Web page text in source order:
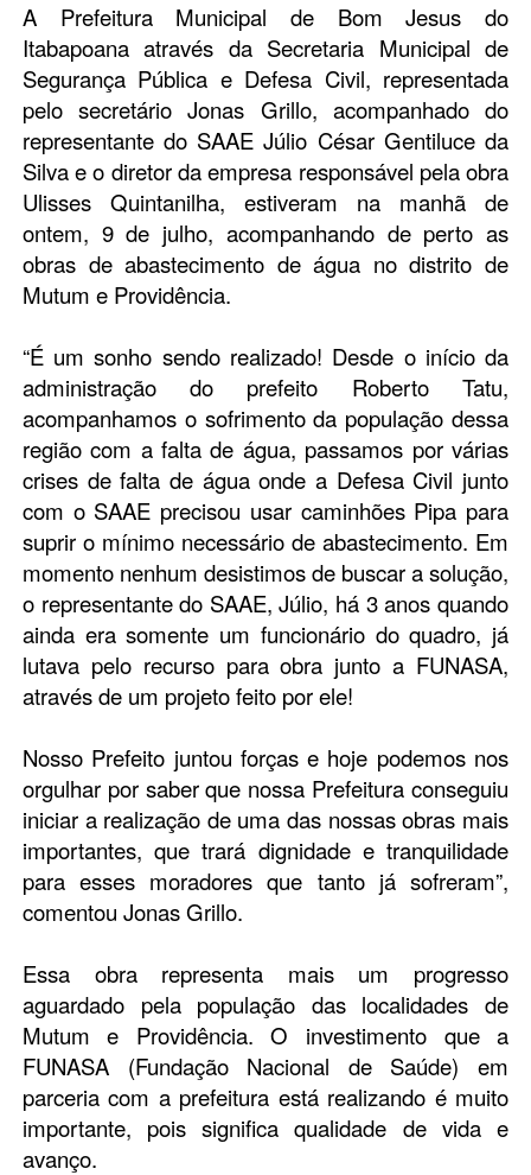
A Prefeitura Municipal de Bom Jesus do
Itabapoana através da Secretaria Municipal de
Segurança Pública e Defesa Civil, representada
pelo secretário Jonas Grillo, acompanhado do
representante do SAAE Júlio César Gentiluce da
Silva e o diretor da empresa responsável pela obra
Ulisses Quintanilha, estiveram na manhã de
ontem, 9 de julho, acompanhando de perto as
obras de abastecimento de água no distrito de
Mutum e Providência.
“É um sonho sendo realizado! Desde o início da
administração do prefeito Roberto Tatu,
acompanhamos o sofrimento da população dessa
região com a falta de água, passamos por várias
crises de falta de água onde a Defesa Civil junto
com o SAAE precisou usar caminhões Pipa para
suprir o mínimo necessário de abastecimento. Em
momento nenhum desistimos de buscar a solução,
o representante do SAAE, Júlio, há 3 anos quando
ainda era somente um funcionário do quadro, já
lutava pelo recurso para obra junto a FUNASA,
através de um projeto feito por ele!
Nosso Prefeito juntou forças e hoje podemos nos
orgulhar por saber que nossa Prefeitura conseguiu
iniciar a realização de uma das nossas obras mais
importantes, que trará dignidade e tranquilidade
para esses moradores que tanto já sofreram”,
comentou Jonas Grillo.
Essa obra representa mais um progresso
aguardado pela população das localidades de
Mutum e Providência. O investimento que a
FUNASA (Fundação Nacional de Saúde) em
parceria com a prefeitura está realizando é muito
importante, pois significa qualidade de vida e
avanço.